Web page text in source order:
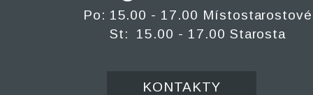
Po: 15.00 - 17.00 Místostarostové
St: 15.00 - 17.00 Starosta
KONTAKTY